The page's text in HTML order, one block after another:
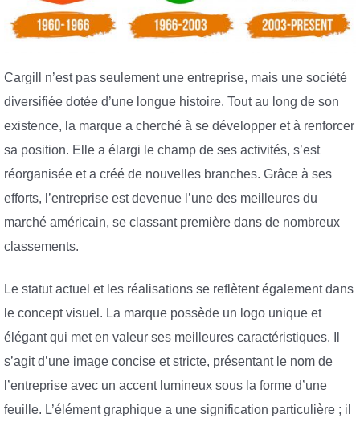
Cargill n’est pas seulement une entreprise, mais une société
diversifiée dotée d’une longue histoire. Tout au long de son
existence, la marque a cherché à se développer et à renforcer
sa position. Elle a élargi le champ de ses activités, s’est
réorganisée et a créé de nouvelles branches. Grâce à ses
efforts, l’entreprise est devenue l’une des meilleures du
marché américain, se classant première dans de nombreux
classements.
Le statut actuel et les réalisations se reflètent également dans
le concept visuel. La marque possède un logo unique et
élégant qui met en valeur ses meilleures caractéristiques. Il
s’agit d’une image concise et stricte, présentant le nom de
l’entreprise avec un accent lumineux sous la forme d’une
feuille. L’élément graphique a une signification particulière ; il